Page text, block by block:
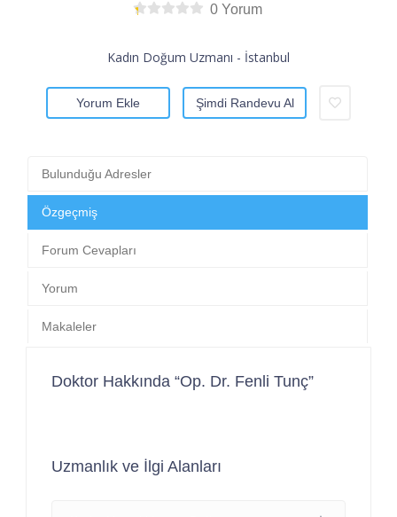
0 Yorum
Kadın Doğum Uzmanı - İstanbul
Yorum Ekle Şimdi Randevu Al
Bulunduğu Adresler
Özgeçmiş
Forum Cevapları
Yorum
Makaleler
Doktor Hakkında “Op. Dr. Fenli Tunç”
Uzmanlık ve İlgi Alanları